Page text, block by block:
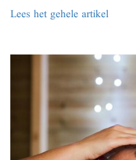
Lees het gehele artikel